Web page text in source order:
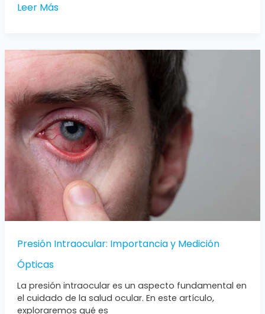
Leer Más
Presión Intraocular: Importancia y Medición
Ópticas
La presión intraocular es un aspecto fundamental en
el cuidado de la salud ocular. En este artículo,
exploraremos qué es
Presión
Intraocular:
Importancia
y
Medición